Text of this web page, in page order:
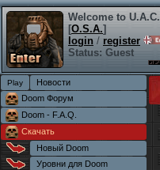
Welcome to U.A.C.
[O.S.A.]
login / register
Status: Guest
Новости
Doom Форум
Doom - F.A.Q.
Скачать
Новый Doom
Уровни для Doom